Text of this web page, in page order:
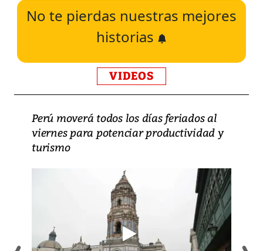
No te pierdas nuestras mejores
historias
VIDEOS
Perú moverá todos los días feriados al
viernes para potenciar productividad y
turismo